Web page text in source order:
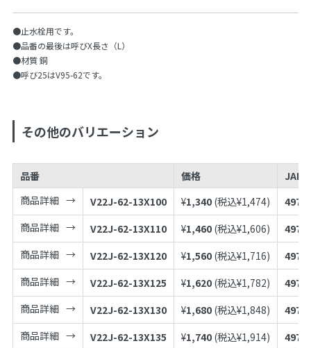
●止水栓用です。
●品番の最後は呼びX長さ（L）
●材質 銅
●呼び25はV95-62です。
その他のバリエーション
品番 価格
JAN
商品詳細
V22J-62-13X100 ¥1,340 (税込¥1,474)
商品詳細
V22J-62-13X110 ¥1,460 (税込¥1,606)
商品詳細
V22J-62-13X120 ¥1,560 (税込¥1,716)
商品詳細
V22J-62-13X125 ¥1,620 (税込¥1,782)
商品詳細
V22J-62-13X130 ¥1,680 (税込¥1,848)
商品詳細
V22J-62-13X135 ¥1,740 (税込¥1,914)